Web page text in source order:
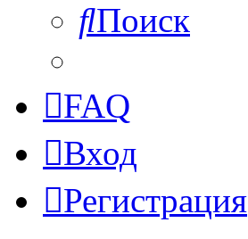
Поиск
FAQ
Вход
Регистрация